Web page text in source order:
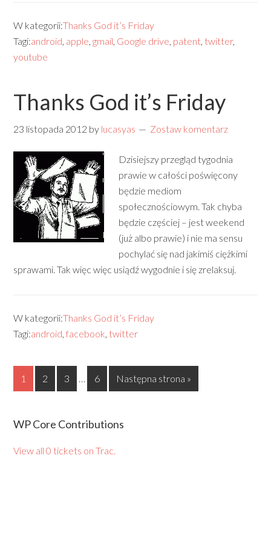
W kategorii:Thanks God it’s Friday
Tagi:android, apple,gmail, Google drive, patent, twitter,
youtube
Thanks God it’s Friday
23 listopada 2012 by lucasyas Zostaw komentarz
Dzisiejszy przegląd tygodnia
prawie w całości poświęcony
będzie mediom
społecznościowym. Tak chyba
będzie częściej – jest weekend
(już albo prawie) i nie ma sensu
pochylać się nad jakimiś ciężkimi
sprawami. Tak więc więc usiądź wygodnie i się zrelaksuj.
W kategorii:Thanks God it’s Friday
Tagi:android,facebook, twitter
1 2 3 … 6 Następna strona »
WP Core Contributions
View all 0 tickets on Trac.